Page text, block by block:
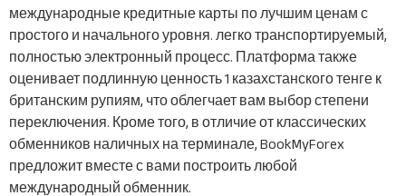
международные кредитные карты по лучшим ценам с
простого и начального уровня. легко транспортируемый,
полностью электронный процесс. Платформа также
оценивает подлинную ценность 1 казахстанского тенге к
британским рупиям, что облегчает вам выбор степени
переключения. Кроме того, в отличие от классических
обменников наличных на терминале, BookMyForex
предложит вместе с вами построить любой
международный обменник.